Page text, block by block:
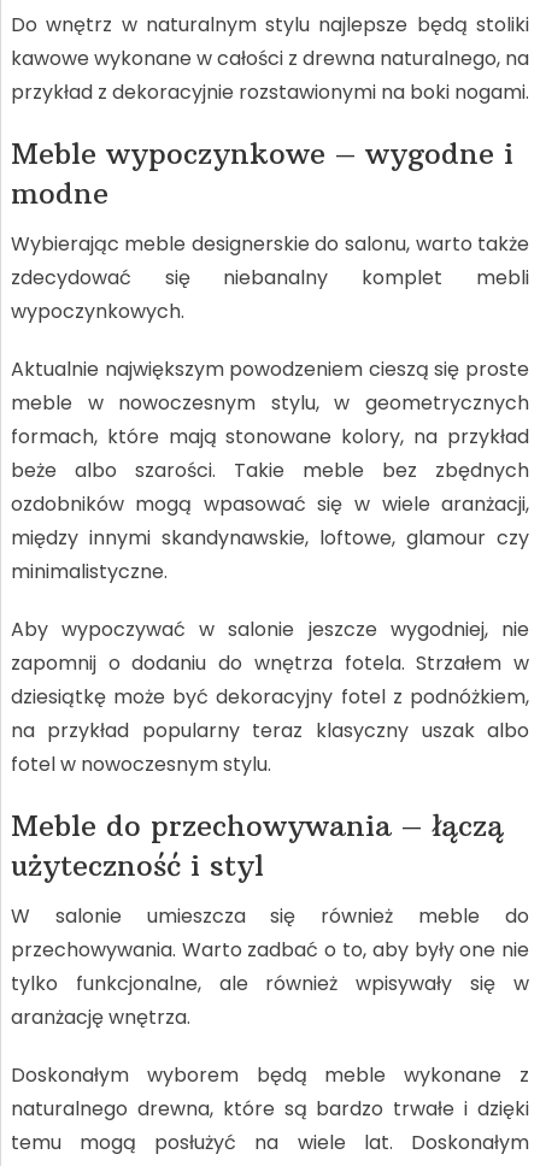
Do wnętrz w naturalnym stylu najlepsze będą stoliki
kawowe wykonane w całości z drewna naturalnego, na
przykład z dekoracyjnie rozstawionymi na boki nogami.
Meble wypoczynkowe – wygodne i
modne
Wybierając meble designerskie do salonu, warto także
zdecydować się niebanalny komplet mebli
wypoczynkowych.
Aktualnie największym powodzeniem cieszą się proste
meble w nowoczesnym stylu, w geometrycznych
formach, które mają stonowane kolory, na przykład
beże albo szarości. Takie meble bez zbędnych
ozdobników mogą wpasować się w wiele aranżacji,
między innymi skandynawskie, loftowe, glamour czy
minimalistyczne.
Aby wypoczywać w salonie jeszcze wygodniej, nie
zapomnij o dodaniu do wnętrza fotela. Strzałem w
dziesiątkę może być dekoracyjny fotel z podnóżkiem,
na przykład popularny teraz klasyczny uszak albo
fotel w nowoczesnym stylu.
Meble do przechowywania – łączą
użyteczność i styl
W salonie umieszcza się również meble do
przechowywania. Warto zadbać o to, aby były one nie
tylko funkcjonalne, ale również wpisywały się w
aranżację wnętrza.
Doskonałym wyborem będą meble wykonane z
naturalnego drewna, które są bardzo trwałe i dzięki
temu mogą posłużyć na wiele lat. Doskonałym